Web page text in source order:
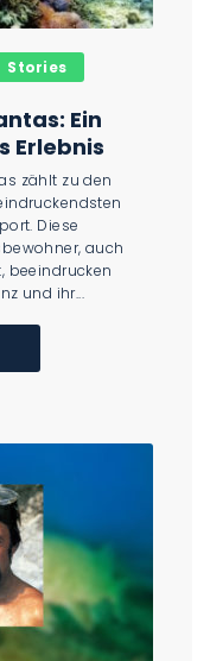
Stories
Ein
Erlebnis
zählt zu den
Diese
auch
beeindrucken
und ihr...